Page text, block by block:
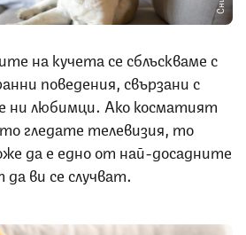
на кучета се сблъскваме с
поведения, свързани с
любимци. Ако косматият
гледате телевизия, то
да е едно от най-досадните
ви се случват.